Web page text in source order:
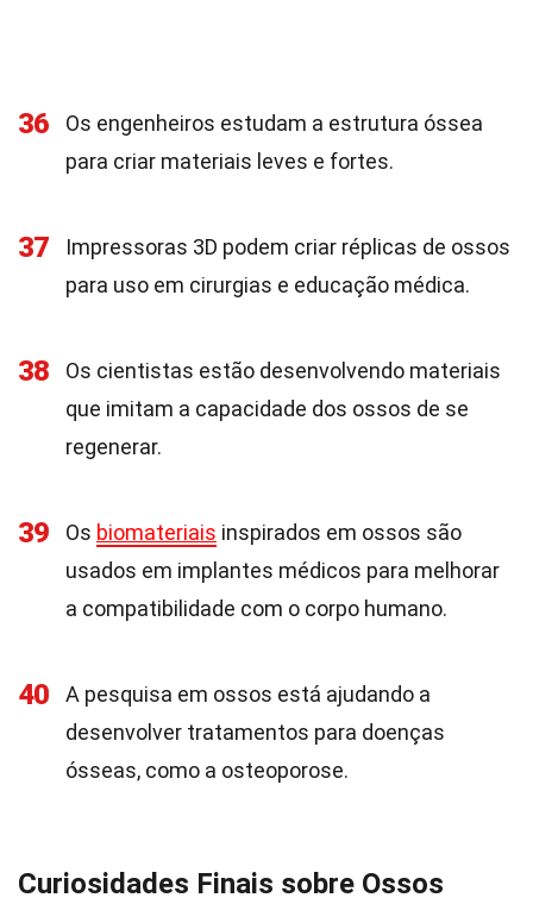
36
Os engenheiros estudam a estrutura óssea
para criar materiais leves e fortes.
37
Impressoras 3D podem criar réplicas de ossos
para uso em cirurgias e educação médica.
38
Os cientistas estão desenvolvendo materiais
que imitam a capacidade dos ossos de se
regenerar.
39 Os biomateriais inspirados em ossos são
usados em implantes médicos para melhorar
a compatibilidade com o corpo humano.
40
A pesquisa em ossos está ajudando a
desenvolver tratamentos para doenças
ósseas, como a osteoporose.
Curiosidades Finais sobre Ossos